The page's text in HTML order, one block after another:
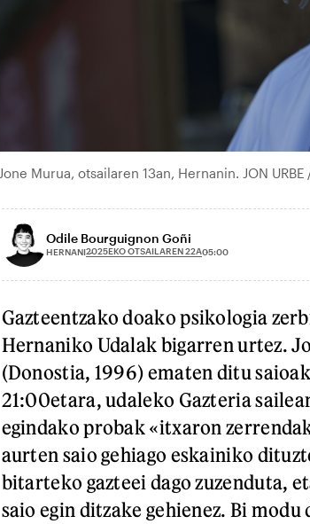
Jone Murua, otsailaren 13an, Hernanin. JON URBE
Odile Bourguignon Goñi
HERNANI2025EKO OTSAILAREN 22A05:00
Gazteentzako doako psikologia
Hernaniko Udalak bigarren urtez.
(Donostia, 1996) ematen ditu
21:00etara, udaleko Gazteria
egindako probak «itxaron
aurten saio gehiago eskainiko
bitarteko gazteei dago zuzenduta,
saio egin ditzake gehienez. Bi